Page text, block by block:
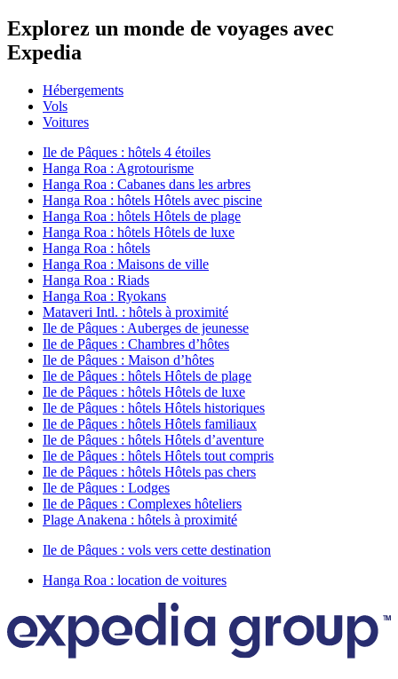
Explorez un monde de voyages avec
Expedia
Hébergements
Vols
Voitures
Ile de Pâques : hôtels 4 étoiles
Hanga Roa : Agrotourisme
Hanga Roa : Cabanes dans les arbres
Hanga Roa : hôtels Hôtels avec piscine
Hanga Roa : hôtels Hôtels de plage
Hanga Roa : hôtels Hôtels de luxe
Hanga Roa : hôtels
Hanga Roa : Maisons de ville
Hanga Roa : Riads
Hanga Roa : Ryokans
Mataveri Intl. : hôtels à proximité
Ile de Pâques : Auberges de jeunesse
Ile de Pâques : Chambres d’hôtes
Ile de Pâques : Maison d’hôtes
Ile de Pâques : hôtels Hôtels de plage
Ile de Pâques : hôtels Hôtels de luxe
Ile de Pâques : hôtels Hôtels historiques
Ile de Pâques : hôtels Hôtels familiaux
Ile de Pâques : hôtels Hôtels d’aventure
Ile de Pâques : hôtels Hôtels tout compris
Ile de Pâques : hôtels Hôtels pas chers
Ile de Pâques : Lodges
Ile de Pâques : Complexes hôteliers
Plage Anakena : hôtels à proximité
Ile de Pâques : vols vers cette destination
Hanga Roa : location de voitures